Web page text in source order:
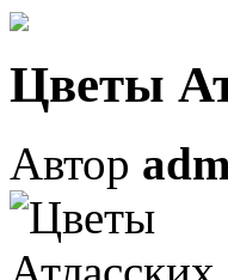
Цветы
Автор